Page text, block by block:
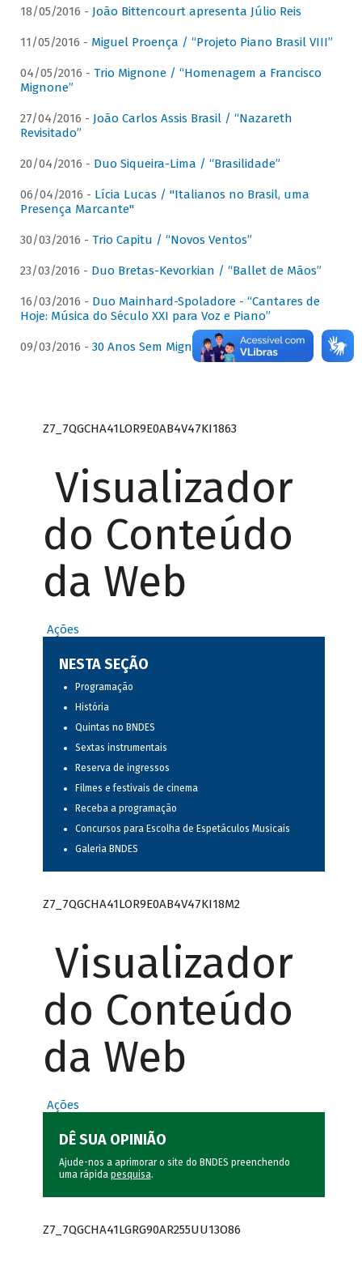
18/05/2016 - João Bittencourt apresenta Júlio Reis
11/05/2016 - Miguel Proença / “Projeto Piano Brasil VIII”
04/05/2016 - Trio Mignone / “Homenagem a Francisco
Mignone”
27/04/2016 - João Carlos Assis Brasil / “Nazareth
Revisitado”
20/04/2016 - Duo Siqueira-Lima / “Brasilidade”
06/04/2016 - Lícia Lucas / "Italianos no Brasil, uma
Presença Marcante"
30/03/2016 - Trio Capitu / “Novos Ventos”
23/03/2016 - Duo Bretas-Kevorkian / “Ballet de Mãos”
16/03/2016 - Duo Mainhard-Spoladore - “Cantares de
Hoje: Música do Século XXI para Voz e Piano”
09/03/2016 - 30 Anos Sem Mignone
Z7_7QGCHA41LOR9E0AB4V47KI1863
Visualizador
do Conteúdo
da Web
Ações
NESTA SEÇÃO
Programação
História
Quintas no BNDES
Sextas instrumentais
Reserva de ingressos
Filmes e festivais de cinema
Receba a programação
Concursos para Escolha de Espetáculos Musicais
Galeria BNDES
Z7_7QGCHA41LOR9E0AB4V47KI18M2
Visualizador
do Conteúdo
da Web
Ações
DÊ SUA OPINIÃO
Ajude-nos a aprimorar o site do BNDES preenchendo
uma rápida pesquisa.
Z7_7QGCHA41LGRG90AR255UU13O86